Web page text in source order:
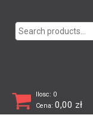
Ilosc: 0
Cena: 0,00 zł